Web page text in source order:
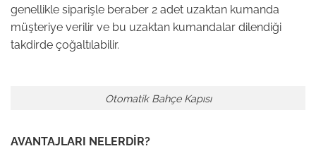
genellikle siparişle beraber 2 adet uzaktan kumanda
müşteriye verilir ve bu uzaktan kumandalar dilendiği
takdirde çoğaltılabilir.
Otomatik Bahçe Kapısı
AVANTAJLARI NELERDİR?